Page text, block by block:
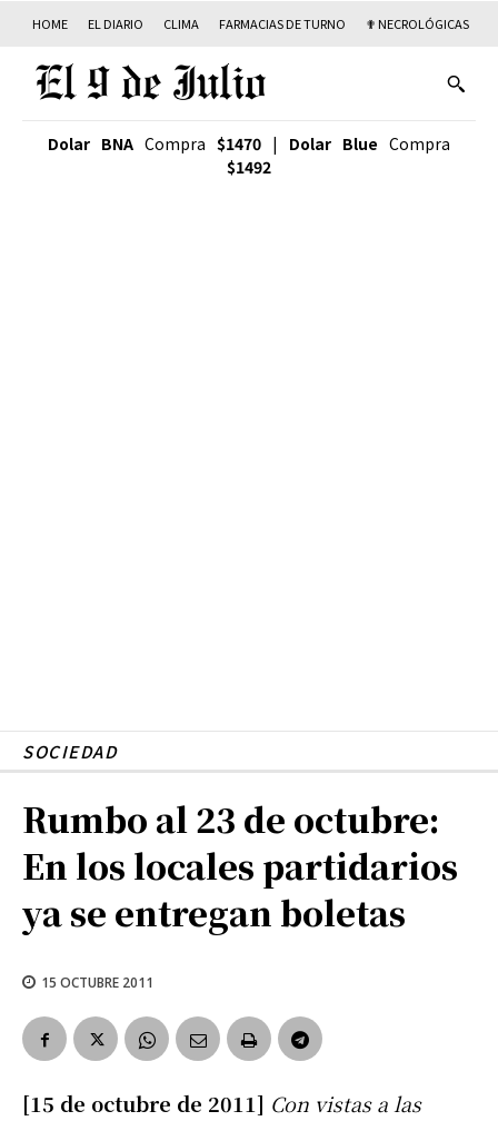
HOME EL DIARIO CLIMA FARMACIAS DE TURNO ✟ NECROLÓGICAS
Dolar BNA Compra $1470 | Dolar Blue Compra
$1492
SOCIEDAD
Rumbo al 23 de octubre:
En los locales partidarios
ya se entregan boletas
15 OCTUBRE 2011
[15 de octubre de 2011] Con vistas a las